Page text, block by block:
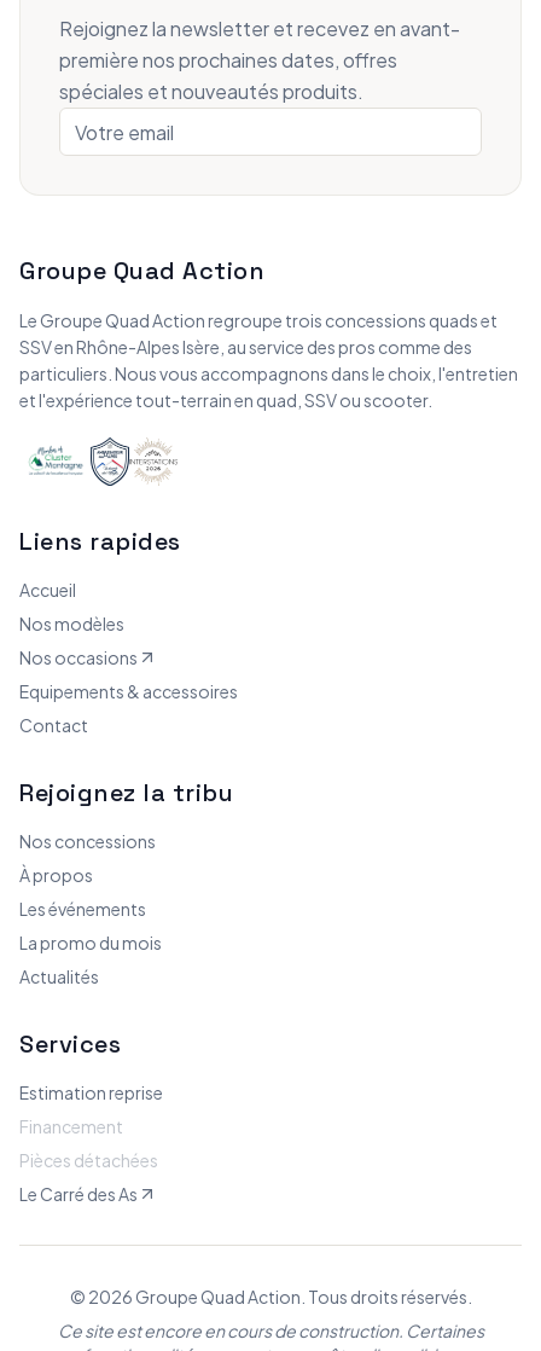
Rejoignez la newsletter et recevez en avant-
première nos prochaines dates, offres
spéciales et nouveautés produits.
Groupe Quad Action
Le Groupe Quad Action regroupe trois concessions quads et
SSV en Rhône-Alpes Isère, au service des pros comme des
particuliers. Nous vous accompagnons dans le choix, l'entretien
et l'expérience tout-terrain en quad, SSV ou scooter.
Liens rapides
Accueil
Nos modèles
Nos occasions
Equipements & accessoires
Contact
Rejoignez la tribu
Nos concessions
À propos
Les événements
La promo du mois
Actualités
Services
Estimation reprise
Financement
Pièces détachées
Le Carré des As
© 2026 Groupe Quad Action. Tous droits réservés.
Ce site est encore en cours de construction. Certaines